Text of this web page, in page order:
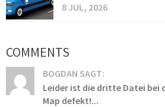
8 JUL, 2026
COMMENTS
BOGDAN SAGT:
Leider ist die dritte Datei bei
Map defekt!...